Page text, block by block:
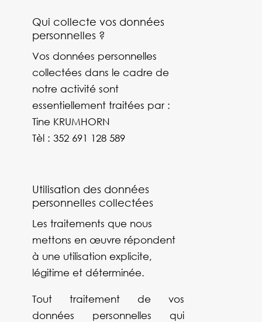
Qui collecte vos données
personnelles ?
Vos données personnelles
collectées dans le cadre de
notre activité sont
essentiellement traitées par :
Tine KRUMHORN
Tèl : 352 691 128 589
Utilisation des données
personnelles collectées
Les traitements que nous
mettons en œuvre répondent
à une utilisation explicite,
légitime et déterminée.
Tout traitement de vos
données personnelles qui